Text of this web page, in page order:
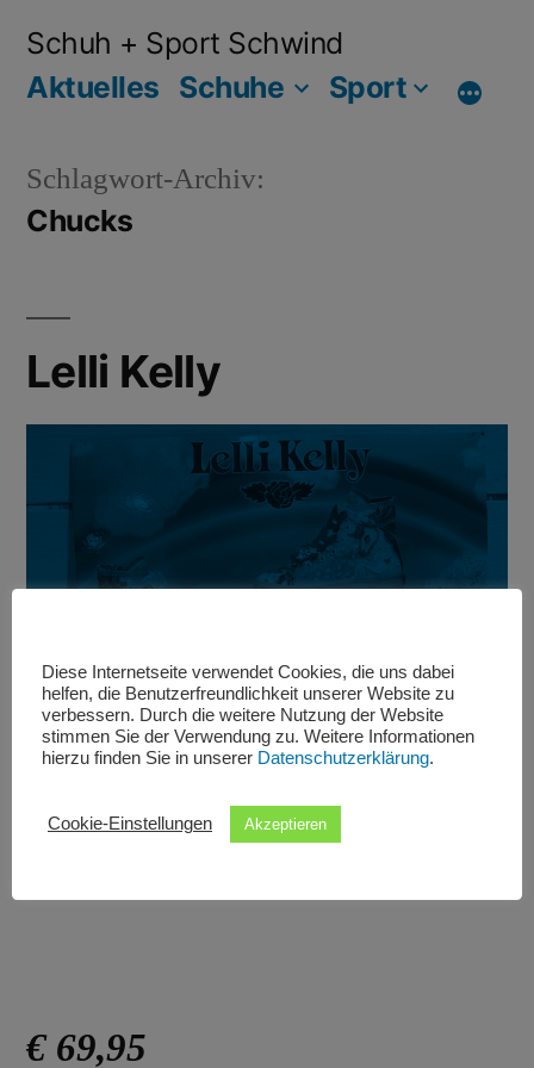
Schuh + Sport Schwind
Aktuelles Schuhe Sport
Schlagwort-Archiv:
Chucks
Lelli Kelly
€ 69,95
Diese Internetseite verwendet Cookies, die uns dabei
helfen, die Benutzerfreundlichkeit unserer Website zu
verbessern. Durch die weitere Nutzung der Website
stimmen Sie der Verwendung zu. Weitere Informationen
hierzu finden Sie in unserer Datenschutzerklärung.
Cookie-Einstellungen Akzeptieren